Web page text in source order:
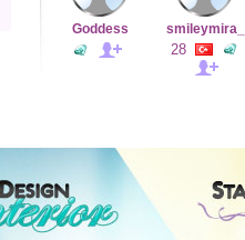
Goddess smileymira_
28